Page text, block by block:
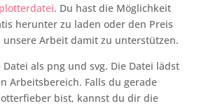
. Du hast die Möglichkeit
herunter zu laden oder den Preis
Arbeit damit zu unterstützen.
als png und svg. Die Datei lädst
Arbeitsbereich. Falls du gerade
bist, kannst du dir die